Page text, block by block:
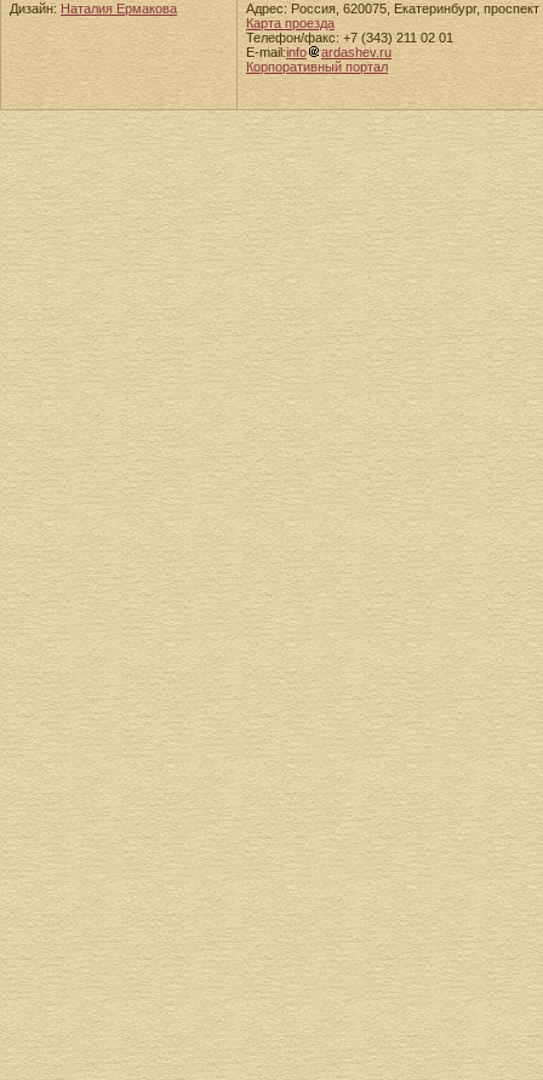
Дизайн: Наталия Ермакова
Адрес: Россия, 620075, Екатеринбург,
Карта проезда
Телефон/факс: +7 (343) 211 02 01
E-mail:info
ardashev.ru
Корпоративный портал